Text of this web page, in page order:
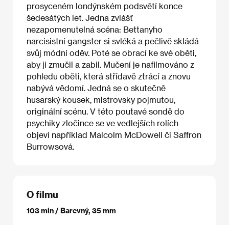
prosyceném londýnském podsvětí konce
šedesátých let. Jedna zvlášť
nezapomenutelná scéna: Bettanyho
narcisistní gangster si svléká a pečlivě skládá
svůj módní oděv. Poté se obrací ke své oběti,
aby ji zmučil a zabil. Mučení je nafilmováno z
pohledu oběti, která střídavě ztrácí a znovu
nabývá vědomí. Jedná se o skutečně
husarský kousek, mistrovsky pojmutou,
originální scénu. V této poutavé sondě do
psychiky zločince se ve vedlejších rolích
objeví například Malcolm McDowell či Saffron
Burrowsová.
O filmu
103 min / Barevný, 35 mm